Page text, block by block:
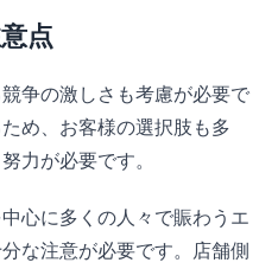
点
争の激しさも考慮が必要で
め、お客様の選択肢も多
力が必要です。
心に多くの人々で賑わうエ
な注意が必要です。店舗側